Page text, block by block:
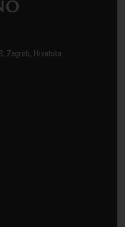
Zagreb, Hrvatska